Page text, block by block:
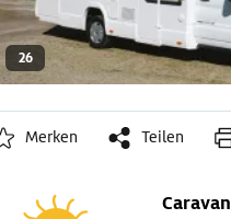
26
Merken Teilen